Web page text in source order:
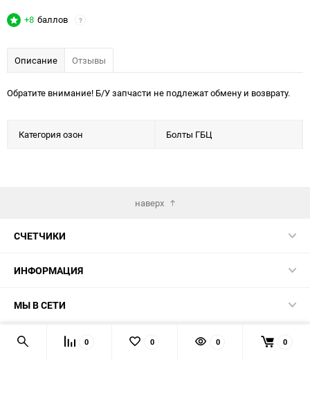
+8 баллов ?
Описание Отзывы
Обратите внимание! Б/У запчасти не подлежат обмену и возврату.
Категория озон Болты ГБЦ
наверх
СЧЕТЧИКИ
ИНФОРМАЦИЯ
МЫ В СЕТИ
КОНТАКТЫ 0 0 0 0